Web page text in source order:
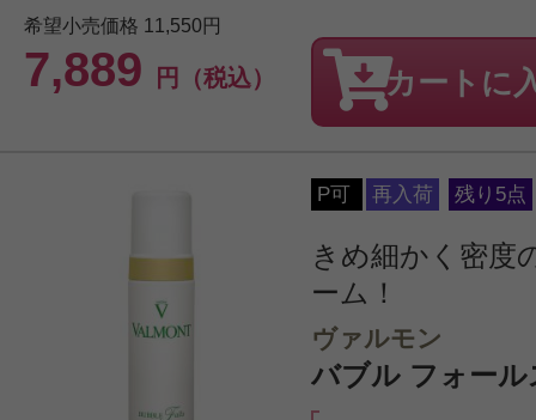
希望小売価格 11,550円
7,889 円（税込） カートに
P可 再入荷 残り5点
きめ細かく密度
ーム！
ヴァルモン
バブル フォール